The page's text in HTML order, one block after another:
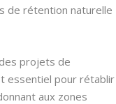
de rétention naturelle
projets de
essentiel pour rétablir
aux zones